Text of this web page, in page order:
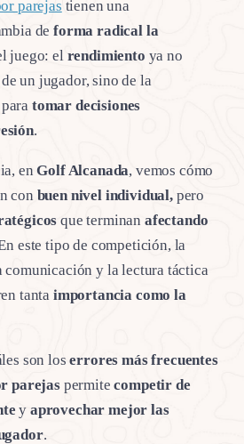
parejas tienen una
deforma radical la
juego: el rendimiento ya no
un jugador, sino de la
tomar decisiones
.
enGolf Alcanada, vemos cómo
con buen nivel individual, pero
que terminan afectando
este tipo de competición, la
comunicación y la lectura táctica
tanta importancia como la
son loserrores más frecuentes
parejaspermitecompetir de
y aprovechar mejor las
.